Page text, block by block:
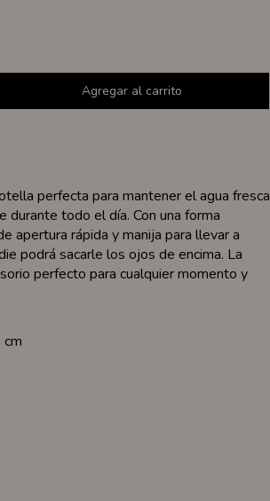
perfecta para mantener el agua fresca
durante todo el día. Con una forma
apertura rápida y manija para llevar a
podrá sacarle los ojos de encima. La
perfecto para cualquier momento y